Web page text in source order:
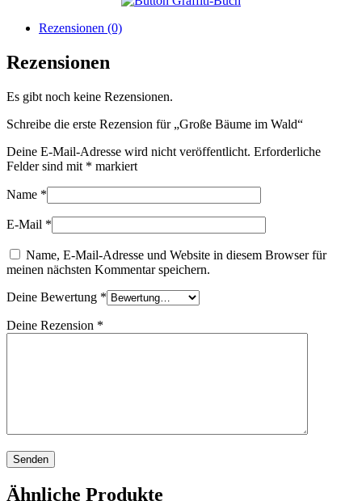
Rezensionen (0)
Rezensionen
Es gibt noch keine Rezensionen.
Schreibe die erste Rezension für „Große Bäume im Wald“
Deine E-Mail-Adresse wird nicht veröffentlicht. Erforderliche
Felder sind mit * markiert
Name *
E-Mail *
Name, E-Mail-Adresse und Website in diesem Browser für
meinen nächsten Kommentar speichern.
Deine Bewertung *
Deine Rezension *
Ähnliche Produkte